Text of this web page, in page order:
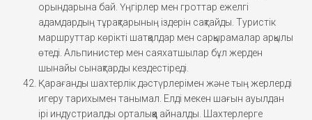
орындарына бай. Үңгірлер мен гроттар ежелгі
адамдардың тұрақтарының іздерін сақтайды. Туристік
маршруттар көрікті шатқалдар мен сарқырамалар арқылы
өтеді. Альпинистер мен саяхатшылар бұл жерден
шынайы сынақтарды кездестіреді.
Қарағанды шахтерлік дәстүрлерімен және тың жерлерді
игеру тарихымен танымал. Елді мекен шағын ауылдан
ірі индустриалды орталыққа айналды. Шахтерлерге